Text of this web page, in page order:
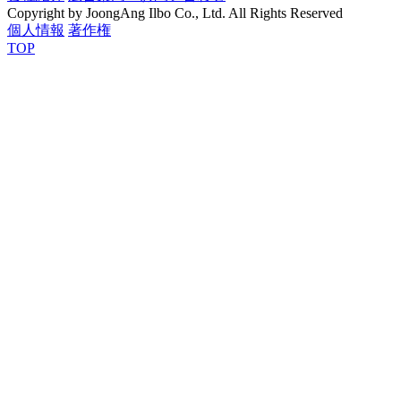
Copyright by JoongAng Ilbo Co., Ltd. All Rights Reserved
個人情報 著作権
TOP